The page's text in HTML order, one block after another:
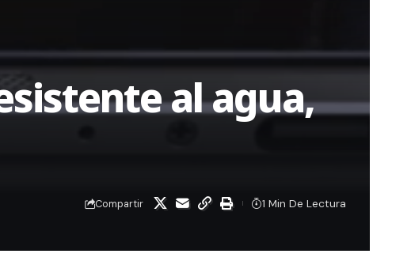
al agua,
Compartir 1 Min De Lectura